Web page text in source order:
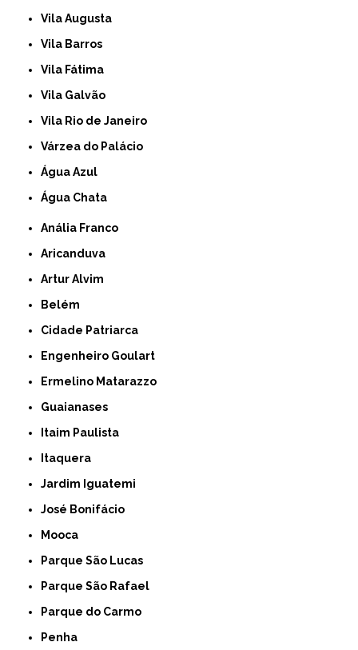
Vila Augusta
Vila Barros
Vila Fátima
Vila Galvão
Vila Rio de Janeiro
Várzea do Palácio
Água Azul
Água Chata
Anália Franco
Aricanduva
Artur Alvim
Belém
Cidade Patriarca
Engenheiro Goulart
Ermelino Matarazzo
Guaianases
Itaim Paulista
Itaquera
Jardim Iguatemi
José Bonifácio
Mooca
Parque São Lucas
Parque São Rafael
Parque do Carmo
Penha